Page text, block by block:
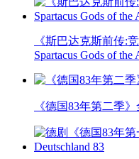
《斯巴达克斯前传:
Spartacus Gods of the
《德国83年第二季